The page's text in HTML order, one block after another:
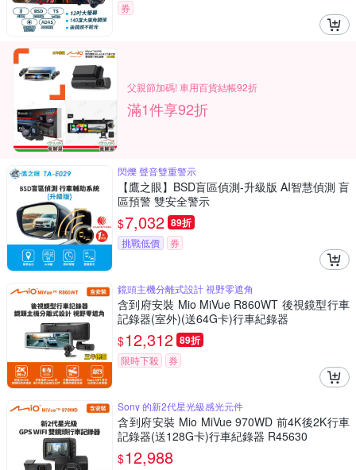
券
父親節加碼! 車用百貨結帳92折
滿1件享92折
閃爍 聲音雙重警示
【鷹之眼】BSD盲區偵測-升級版 AI智慧偵測 盲
區預警 雙安全警示
$7,032 89折
挑戰低價 券
鏡頭主機分離式設計 視野零遮角
含到府安裝 Mio MiVue R860WT 後視鏡型行車
記錄器(室外)(送64G卡)行車紀錄器
$12,312 89折
限時下殺 券
Sony 的新2代星光級感光元件
含到府安裝 Mio MiVue 970WD 前4K後2K行車
記錄器(送128G卡)行車紀錄器 R45630
$12,988